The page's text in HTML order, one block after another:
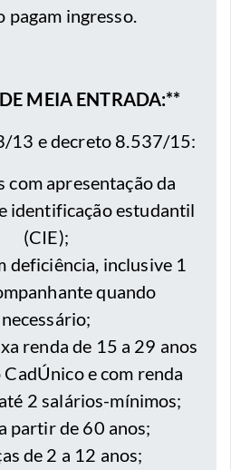
pagam ingresso.
MEIA ENTRADA:**
13 e decreto 8.537/15:
com apresentação da
identificação estudantil
(CIE);
deficiência, inclusive 1
quando
necessário;
renda de 15 a 29 anos
e com renda
2 salários-mínimos;
partir de 60 anos;
de 2 a 12 anos;